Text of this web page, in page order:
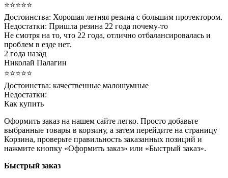
⭐⭐⭐⭐⭐
Достоинства: Хорошая летняя резина с большим протектором.
Недостатки: Пришла резина 22 года почему-то
Не смотря на то, что 22 года, отлично отбалансировалась и
проблем в езде нет.
2 года назад
Николай Палагин
⭐⭐⭐⭐⭐
Достоинства: качественные малошумные
Недостатки:
Как купить
Оформить заказ на нашем сайте легко. Просто добавьте
выбранные товары в корзину, а затем перейдите на страницу
Корзина, проверьте правильность заказанных позиций и
нажмите кнопку «Оформить заказ» или «Быстрый заказ».
Быстрый заказ